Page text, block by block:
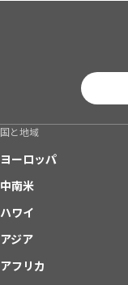
国と地域
ヨーロッパ
中南米
ハワイ
アジア
アフリカ